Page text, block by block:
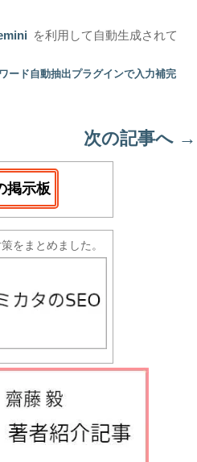
を利用して自動生成されて
ード自動抽出プラグインで入力補完
次の記事へ →
掲示板
をまとめました。